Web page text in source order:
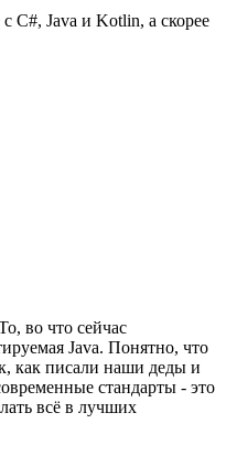
C#, Java и Kotlin, а скорее
во что сейчас
Java. Понятно, что
как писали наши деды и
стандарты - это
всё в лучших